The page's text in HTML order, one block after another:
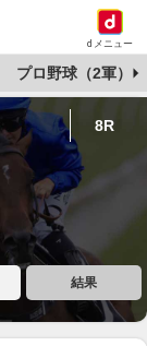
dメニュー
プロ野球（2軍）
8R
結果